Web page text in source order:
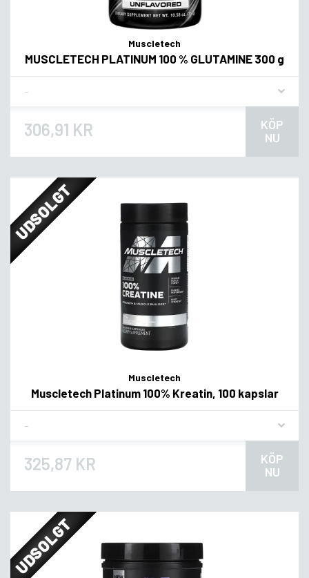
Muscletech
MUSCLETECH PLATINUM 100 % GLUTAMINE 300 g
306,91 KR
KÖP
NU
UDSOLGT
Muscletech
Muscletech Platinum 100% Kreatin, 100 kapslar
325,87 KR
KÖP
NU
UDSOLGT